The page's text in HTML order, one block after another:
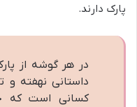
پارک دارند.
در هر گوشه از
داستانی نهفته و
کسانی است که